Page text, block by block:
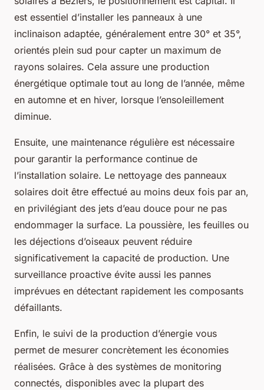
est essentiel d’installer les panneaux à une
inclinaison adaptée, généralement entre 30° et 35°,
orientés plein sud pour capter un maximum de
rayons solaires. Cela assure une production
énergétique optimale tout au long de l’année, même
en automne et en hiver, lorsque l’ensoleillement
diminue.
Ensuite, une maintenance régulière est nécessaire
pour garantir la performance continue de
l’installation solaire. Le nettoyage des panneaux
solaires doit être effectué au moins deux fois par an,
en privilégiant des jets d’eau douce pour ne pas
endommager la surface. La poussière, les feuilles ou
les déjections d’oiseaux peuvent réduire
significativement la capacité de production. Une
surveillance proactive évite aussi les pannes
imprévues en détectant rapidement les composants
défaillants.
Enfin, le suivi de la production d’énergie vous
permet de mesurer concrètement les économies
réalisées. Grâce à des systèmes de monitoring
connectés, disponibles avec la plupart des